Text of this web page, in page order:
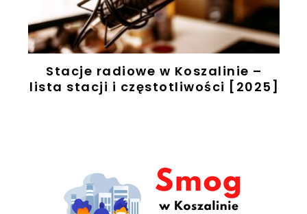
Stacje radiowe w Koszalinie –
lista stacji i częstotliwości [2025]